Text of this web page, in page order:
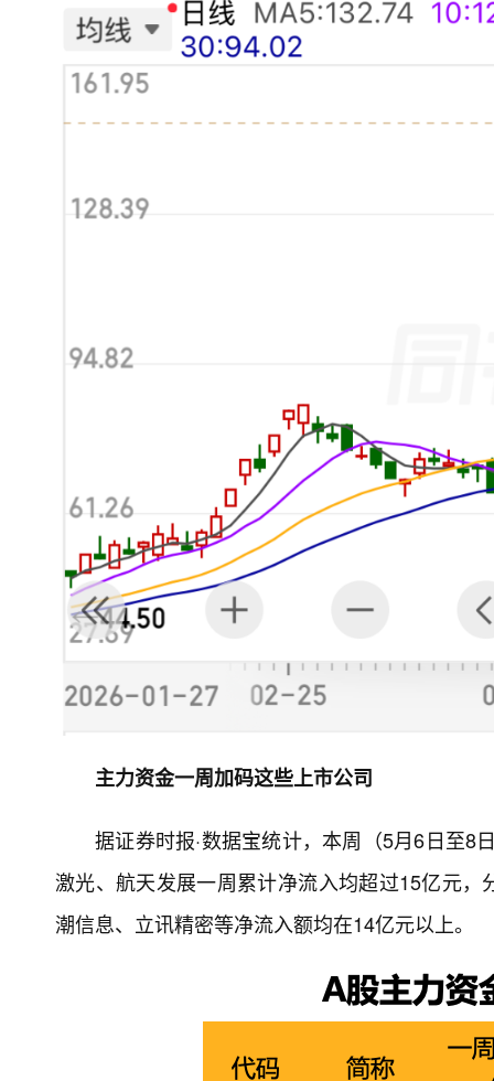
主力资金一周加码这些上市公司
据证券时报·数据宝统计，本周（5月6日至8
激光、航天发展一周累计净流入均超过15亿元
潮信息、立讯精密等净流入额均在14亿元以上。